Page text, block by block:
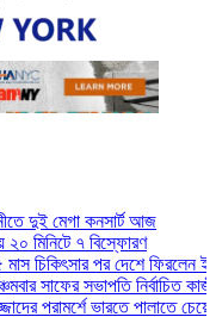
মেগা কনসার্ট আজ
৭ বিস্ফোরণ
পর দেশে ফিরলেন ইলিয়াস
সভাপতি নির্বাচিত কাজী
ভারতে পালাতে চেয়েছিলেন